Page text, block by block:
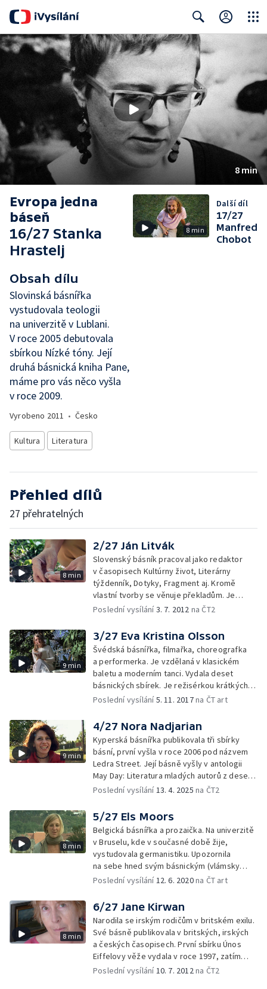
Search
8 min
Evropa jedna
báseň
16/27 Stanka
Hrastelj
Obsah dílu
Slovinská básnířka
vystudovala teologii
na univerzitě v Lublani.
V roce 2005 debutovala
sbírkou Nízké tóny. Její
druhá básnická kniha Pane,
máme pro vás něco vyšla
v roce 2009.
Vyrobeno 2011 • Česko
Kultura Literatura
8 min
Další díl
17/27
Manfred
Chobot
Přehled dílů
27 přehratelných
8 min
2/27 Ján Litvák
Slovenský básník pracoval jako redaktor
v časopisech Kultúrny život, Literárny
týždenník, Dotyky, Fragment aj. Kromě
vlastní tvorby se věnuje překladům. Je
členem skupiny Barbarská generácia.
Poslední vysílání3. 7. 2012 na ČT2
9 min
3/27 Eva Kristina Olsson
Švédská básnířka, filmařka, choreografka
a performerka. Je vzdělaná v klasickém
baletu a moderním tanci. Vydala deset
básnických sbírek. Je režisérkou krátkých
filmů (např. Obild 1989), vystupovala jako
umělecké skupiny Surrealisté.
Poslední vysílání5. 11. 2017na ČT art
9 min
4/27 Nora Nadjarian
Kyperská básnířka publikovala tři sbírky
básní, první vyšla v roce 2006 pod názvem
Ledra Street. Její básně vyšly v antologii
May Day: Literatura mladých autorů z deseti
nových zemí EU. Její verše i povídky vyšly
Poslední vysílání13. 4. 2025 na ČT2
8 min
5/27 Els Moors
Belgická básnířka a prozaička. Na univerzitě
v Bruselu, kde v současné době žije,
vystudovala germanistiku. Upozornila
na sebe hned svým básnickým (vlámsky
psaným) debutem - sbírkou Vysoké nebe
i veřejnost, získala za ni mnohá belgická
literární ocenění.
Poslední vysílání12. 6. 2020na ČT art
8 min
6/27 Jane Kirwan
Narodila se irským rodičům v britském exilu.
Své básně publikovala v britských, irských
a českých časopisech. První sbírku Únos
Eiffelovy věže vydala v roce 1997, zatím
poslední sbírkou je Muž, který prodával
Poslední vysílání10. 7. 2012na ČT2